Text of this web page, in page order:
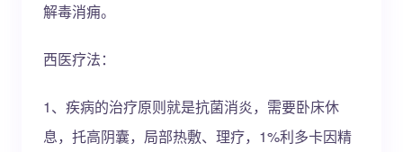
解毒消痈。
西医疗法：
1、疾病的治疗原则就是抗菌消炎，需要卧床休
息，托高阴囊，局部热敷、理疗，1%利多卡因精